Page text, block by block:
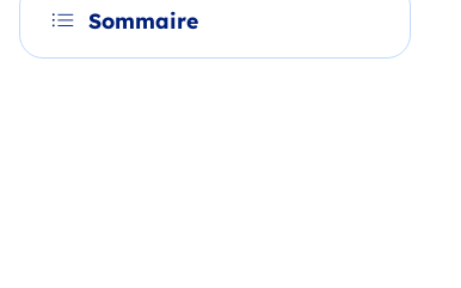
Sommaire